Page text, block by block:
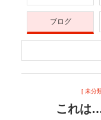
ブログ
[ 未分
これは